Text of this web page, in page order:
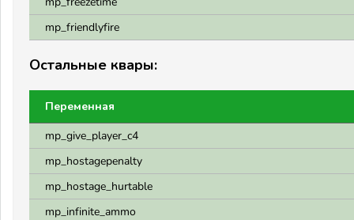
mp_friendlyfire
Остальные квары:
Переменная
mp_give_player_c4
mp_hostagepenalty
mp_hostage_hurtable
mp_infinite_ammo